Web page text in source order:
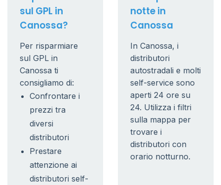
sul GPL in
Canossa?
Per risparmiare
sul GPL in
Canossa ti
consigliamo di:
Confrontare i
prezzi tra
diversi
distributori
Prestare
attenzione ai
distributori self-
notte in
Canossa
In Canossa, i
distributori
autostradali e molti
self-service sono
aperti 24 ore su
24. Utilizza i filtri
sulla mappa per
trovare i
distributori con
orario notturno.